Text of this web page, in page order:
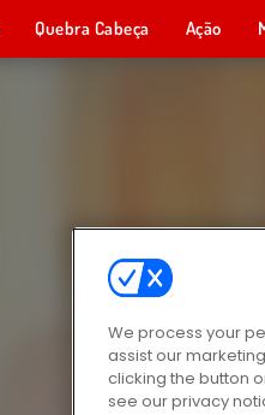
Quebra Cabeça Ação
We process your
assist our
clicking the button
see our privacy